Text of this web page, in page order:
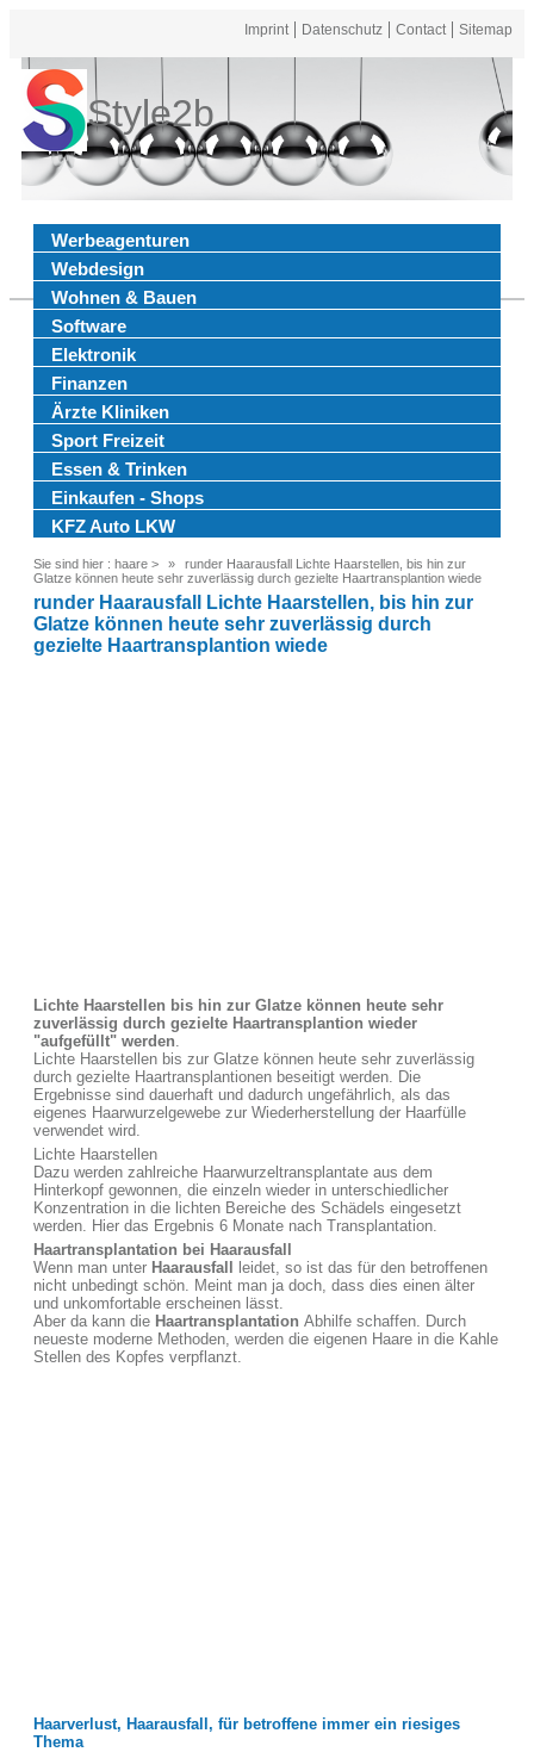
Imprint Datenschutz Contact Sitemap
Style2b
Werbeagenturen
Webdesign
Wohnen & Bauen
Software
Elektronik
Finanzen
Ärzte Kliniken
Sport Freizeit
Essen & Trinken
Einkaufen - Shops
KFZ Auto LKW
Sie sind hier : haare >
runder Haarausfall Lichte Haarstellen, bis hin zur
Glatze können heute sehr zuverlässig durch gezielte Haartransplantion wiede
runder Haarausfall Lichte Haarstellen, bis hin zur
Glatze können heute sehr zuverlässig durch
gezielte Haartransplantion wiede
Lichte Haarstellen bis hin zur Glatze können heute sehr
zuverlässig durch gezielte Haartransplantion wieder
"aufgefüllt" werden.
Lichte Haarstellen bis zur Glatze können heute sehr zuverlässig
durch gezielte Haartransplantionen beseitigt werden. Die
Ergebnisse sind dauerhaft und dadurch ungefährlich, als das
eigenes Haarwurzelgewebe zur Wiederherstellung der Haarfülle
verwendet wird.
Lichte Haarstellen
Dazu werden zahlreiche Haarwurzeltransplantate aus dem
Hinterkopf gewonnen, die einzeln wieder in unterschiedlicher
Konzentration in die lichten Bereiche des Schädels eingesetzt
werden. Hier das Ergebnis 6 Monate nach Transplantation.
Haartransplantation bei Haarausfall
Wenn man unter Haarausfall
leidet, so ist das für den betroffenen
nicht unbedingt schön. Meint man ja doch, dass dies einen älter
und unkomfortable erscheinen lässt.
Aber da kann die Haartransplantation Abhilfe schaffen. Durch
neueste moderne Methoden, werden die eigenen Haare in die Kahle
Stellen des Kopfes verpflanzt.
Haarverlust, Haarausfall, für betroffene immer ein riesiges
Thema